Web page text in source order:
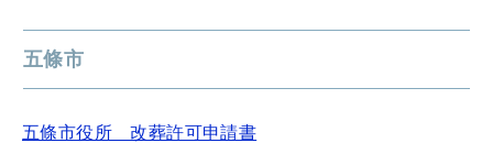
五條市
五條市役所 改葬許可申請書